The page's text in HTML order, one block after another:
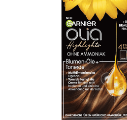
HAARFARBE
SONNENSCHUTZ
KÖRPERPFLEGE
SERVICES